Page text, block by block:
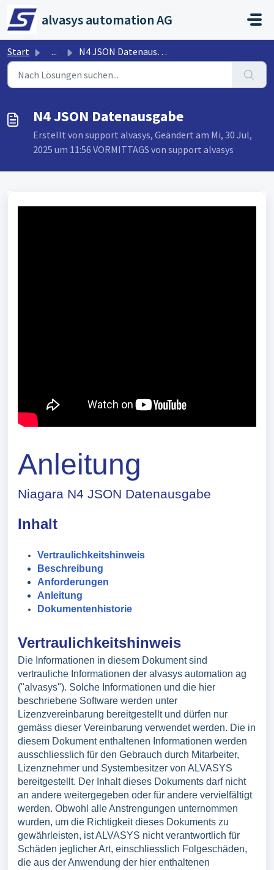
Zum hauptsächlichen Inhalt gehen
alvasys automation AG
Start ... N4 JSON Datenausgabe
N4 JSON Datenausgabe
Erstellt von support alvasys, Geändert am Mi, 30 Jul,
2025 um 11:56 VORMITTAGS von support alvasys
Anleitung
Niagara N4 JSON Datenausgabe
Inhalt
Vertraulichkeitshinweis
Beschreibung
Anforderungen
Anleitung
Dokumentenhistorie
Vertraulichkeitshinweis
Die Informationen in diesem Dokument sind
vertrauliche Informationen der alvasys automation ag
("alvasys"). Solche Informationen und die hier
beschriebene Software werden unter
Lizenzvereinbarung bereitgestellt und dürfen nur
gemäss dieser Vereinbarung verwendet werden. Die in
diesem Dokument enthaltenen Informationen werden
ausschliesslich für den Gebrauch durch Mitarbeiter,
Lizenznehmer und Systembesitzer von ALVASYS
bereitgestellt. Der Inhalt dieses Dokuments darf nicht
an andere weitergegeben oder für andere vervielfältigt
werden. Obwohl alle Anstrengungen unternommen
wurden, um die Richtigkeit dieses Dokuments zu
gewährleisten, ist ALVASYS nicht verantwortlich für
Schäden jeglicher Art, einschliesslich Folgeschäden,
die aus der Anwendung der hier enthaltenen